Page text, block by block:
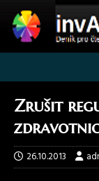
Zrušit
26.10.2013